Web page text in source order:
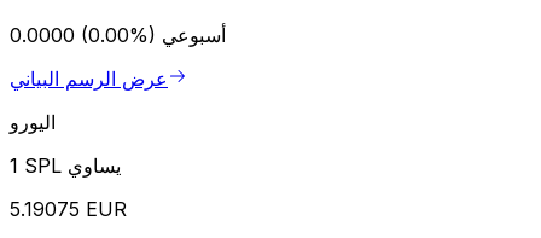
0.0000 (0.00%) أسبوعي
عرض الرسم البياني
اليورو
1 SPL يساوي
5.19075 EUR